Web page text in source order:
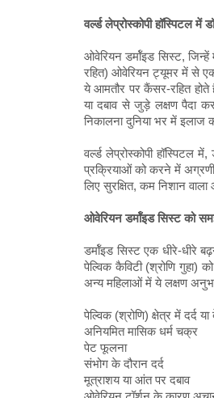
वर्ल्ड लेप्रोस्कोपी हॉस्पिटल में
ओवेरियन डर्मॉइड सिस्ट,
रहित) ओवेरियन ट्यूमर में से
ये आमतौर पर कैंसर-रहित
या दबाव से जुड़े लक्षण पैदा
निकालना दुनिया भर में इलाज
वर्ल्ड लेप्रोस्कोपी हॉस्पिटल
प्रक्रियाओं को करने में अग्रणी
लिए सुरक्षित, कम निशान
ओवेरियन डर्मॉइड सिस्ट को
डर्मॉइड सिस्ट एक धीरे-धीरे
पेल्विक कैविटी (श्रोणि गुहा)
अन्य महिलाओं में ये लक्षण
पेल्विक (श्रोणि) क्षेत्र में दर्द या
अनियमित मासिक धर्म चक्र
पेट फूलना
संभोग के दौरान दर्द
मूत्राशय या आंत पर दबाव